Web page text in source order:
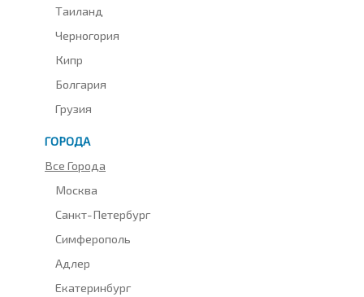
Таиланд
Черногория
Кипр
Болгария
Грузия
ГОРОДА
Все Города
Москва
Санкт-Петербург
Симферополь
Адлер
Екатеринбург